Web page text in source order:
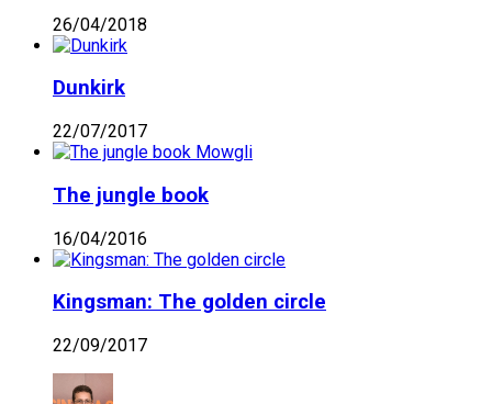
26/04/2018
Dunkirk
22/07/2017
The jungle book
16/04/2016
Kingsman: The golden circle
22/09/2017